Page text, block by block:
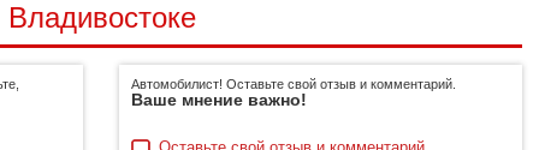
Автомобилист! Оставьте свой отзыв и комментарий.
Ваше мнение важно!